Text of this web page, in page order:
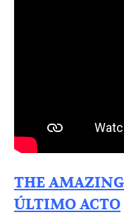
THE
ÚLTIMO ACTO